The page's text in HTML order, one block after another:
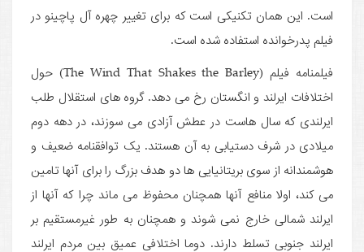
است. این همان تکنیکی است که برای تغییر چهره آل پاچینو در
فیلم پدرخوانده استفاده شده است.
فیلمنامه فیلم (The Wind That Shakes the Barley) حول
اختلافات ایرلند و انگستان رخ می دهد. گروه های استقلال طلب
ایرلندی که سال هاست در عطش آزادی می سوزند، در دهه دوم
میلادی در شرف دستیابی به آن هستند. یک توافقنامه ضعیف و
هوشمندانه از سوی بریتانیایی ها دو هدف بزرگ را برای آنها تامین
می کند، اولا منافع آنها همچنان محفوظ می ماند چرا که آنها از
ایرلند شمالی خارج نمی شوند و همچنان به طور غیرمستقیم بر
ایرلند جنوبی تسلط دارند. دوما اختلافی عمیق بین مردم ایرلند